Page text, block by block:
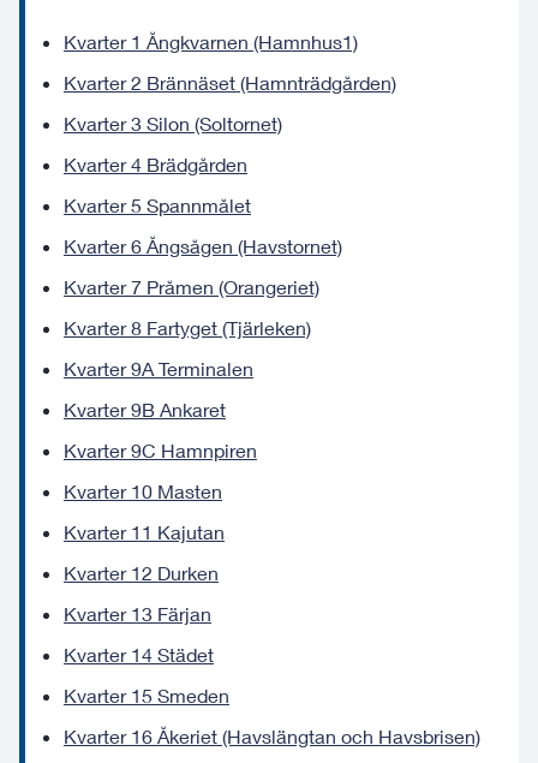
Kvarter 1 Ångkvarnen (Hamnhus1)
Kvarter 2 Brännäset (Hamnträdgården)
Kvarter 3 Silon (Soltornet)
Kvarter 4 Brädgården
Kvarter 5 Spannmålet
Kvarter 6 Ångsågen (Havstornet)
Kvarter 7 Pråmen (Orangeriet)
Kvarter 8 Fartyget (Tjärleken)
Kvarter 9A Terminalen
Kvarter 9B Ankaret
Kvarter 9C Hamnpiren
Kvarter 10 Masten
Kvarter 11 Kajutan
Kvarter 12 Durken
Kvarter 13 Färjan
Kvarter 14 Städet
Kvarter 15 Smeden
Kvarter 16 Åkeriet (Havslängtan och Havsbrisen)